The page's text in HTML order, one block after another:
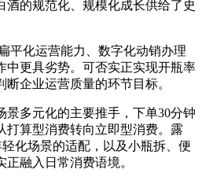
酒的规范化、规模化成长供给了史
化运营能力、数字化动销办理
中更具劣势。可否实正实现开瓶率
企业运营质量的环节目标。
多元化的主要推手，下单30分钟
打算型消费转向立即型消费。露
化场景的适配，以及小瓶拆、便
融入日常消费语境。